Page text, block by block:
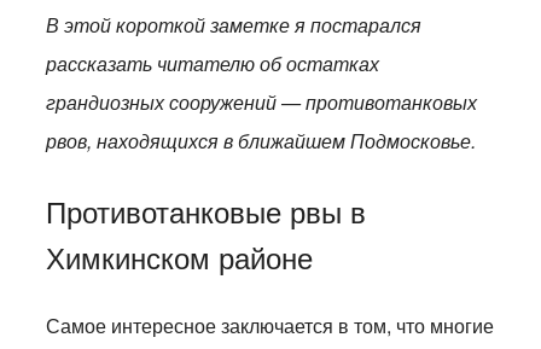
В этой короткой заметке я постарался
рассказать читателю об остатках
грандиозных сооружений — противотанковых
рвов, находящихся в ближайшем Подмосковье.
Противотанковые рвы в
Химкинском районе
Самое интересное заключается в том, что многие